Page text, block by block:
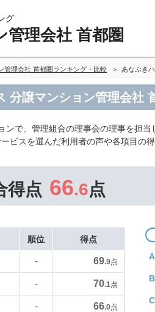
グ
管理会社 首都圏
管理会社 首都圏ランキング・比較 あなぶき
分譲マンション管理会社
ンで、管理組合の理事会の理事を担当
ビスを選んだ利用者の声や各項目の得
得点 66.6点
順位 得点
- 69.9点
- 70.1点
- 66.0点
A
B
C